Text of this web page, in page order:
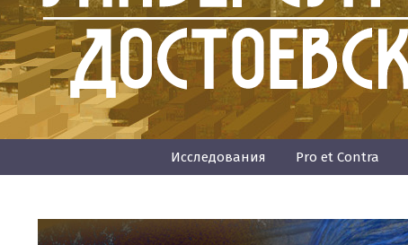
Исследования Pro et Contra